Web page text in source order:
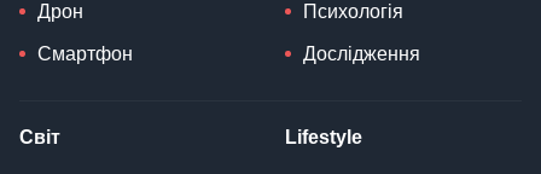
Дрон
Смартфон
Психологія
Дослідження
Світ Lifestyle